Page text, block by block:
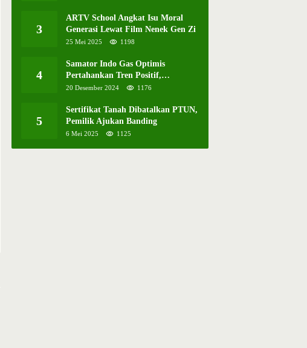
3
ARTV School Angkat Isu Moral
Generasi Lewat Film Nenek Gen Zi
25 Mei 2025 1198
4
Samator Indo Gas Optimis
Pertahankan Tren Positif,
Resmikan Pabrik Hidrogen ke-57 di
20 Desember 2024 1176
5
Sertifikat Tanah Dibatalkan PTUN,
Pemilik Ajukan Banding
6 Mei 2025 1125